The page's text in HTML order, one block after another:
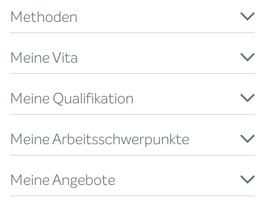
Methoden
Meine Vita
Meine Qualifikation
Meine Arbeitsschwerpunkte
Meine Angebote